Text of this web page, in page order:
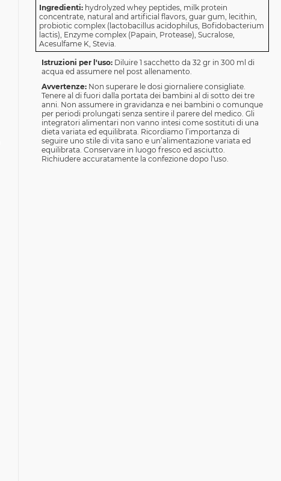
Ingredienti: hydrolyzed whey peptides, milk protein
concentrate, natural and artificial flavors, guar gum, lecithin,
probiotic complex (lactobacillus acidophilus, Bofidobacterium
lactis), Enzyme complex (Papain, Protease), Sucralose,
Acesulfame K, Stevia.
Istruzioni per l'uso: Diluire 1 sacchetto da 32 gr in 300 ml di
acqua ed assumere nel post allenamento.
Avvertenze: Non superare le dosi giornaliere consigliate.
Tenere al di fuori dalla portata dei bambini al di sotto dei tre
anni. Non assumere in gravidanza e nei bambini o comunque
per periodi prolungati senza sentire il parere del medico. Gli
integratori alimentari non vanno intesi come sostituti di una
dieta variata ed equilibrata. Ricordiamo l’importanza di
seguire uno stile di vita sano e un’alimentazione variata ed
equilibrata. Conservare in luogo fresco ed asciutto.
Richiudere accuratamente la confezione dopo l'uso.